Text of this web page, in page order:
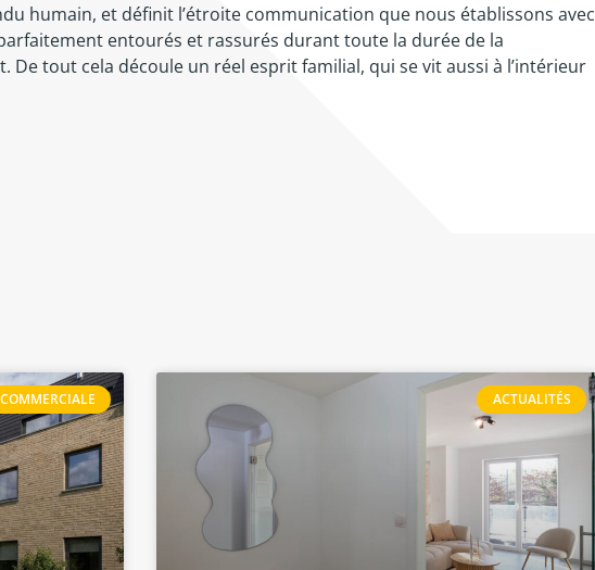
humain, et définit l’étroite communication que nous établissons avec
entourés et rassurés durant toute la durée de la
De tout cela découle un réel esprit familial, qui se vit aussi à l’intérieur
ACTUALITÉS